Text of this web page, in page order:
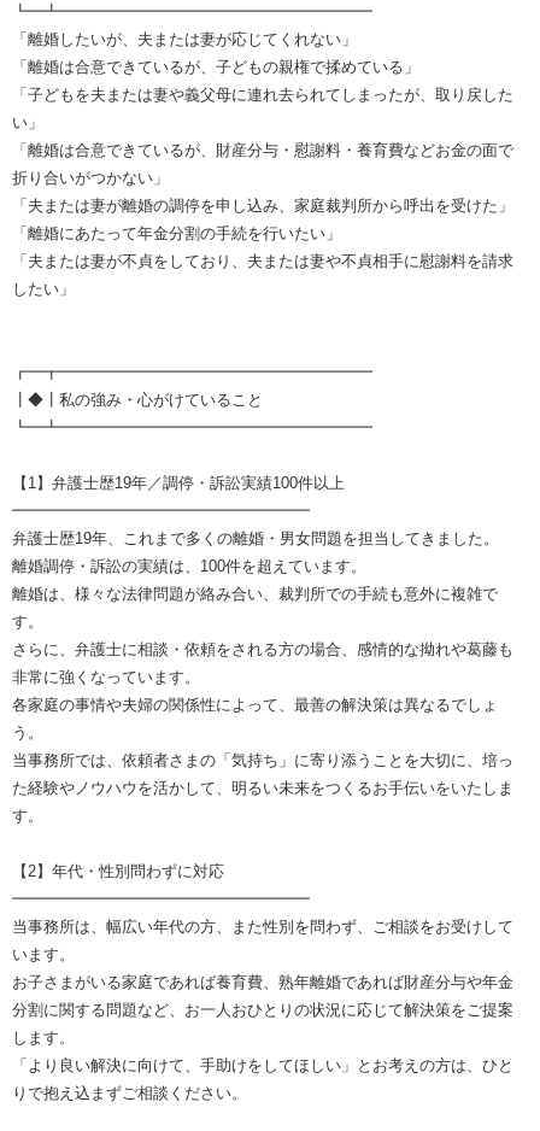
┗━┻━━━━━━━━━━━━━━━━━━━━
「離婚したいが、夫または妻が応じてくれない」
「離婚は合意できているが、子どもの親権で揉めている」
「子どもを夫または妻や義父母に連れ去られてしまったが、取り戻した
い」
「離婚は合意できているが、財産分与・慰謝料・養育費などお金の面で
折り合いがつかない」
「夫または妻が離婚の調停を申し込み、家庭裁判所から呼出を受けた」
「離婚にあたって年金分割の手続を行いたい」
「夫または妻が不貞をしており、夫または妻や不貞相手に慰謝料を請求
したい」
┏━┳━━━━━━━━━━━━━━━━━━━━
┃◆┃私の強み・心がけていること
┗━┻━━━━━━━━━━━━━━━━━━━━
【1】弁護士歴19年／調停・訴訟実績100件以上
━━━━━━━━━━━━━━━━━━━
弁護士歴19年、これまで多くの離婚・男女問題を担当してきました。
離婚調停・訴訟の実績は、100件を超えています。
離婚は、様々な法律問題が絡み合い、裁判所での手続も意外に複雑で
す。
さらに、弁護士に相談・依頼をされる方の場合、感情的な拗れや葛藤も
非常に強くなっています。
各家庭の事情や夫婦の関係性によって、最善の解決策は異なるでしょ
う。
当事務所では、依頼者さまの「気持ち」に寄り添うことを大切に、培っ
た経験やノウハウを活かして、明るい未来をつくるお手伝いをいたしま
す。
【2】年代・性別問わずに対応
━━━━━━━━━━━━━━━━━━━
当事務所は、幅広い年代の方、また性別を問わず、ご相談をお受けして
います。
お子さまがいる家庭であれば養育費、熟年離婚であれば財産分与や年金
分割に関する問題など、お一人おひとりの状況に応じて解決策をご提案
します。
「より良い解決に向けて、手助けをしてほしい」とお考えの方は、ひと
りで抱え込まずご相談ください。